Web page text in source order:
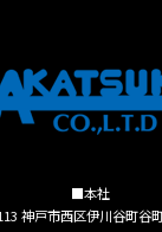
■本社
神戸市西区伊川谷町谷